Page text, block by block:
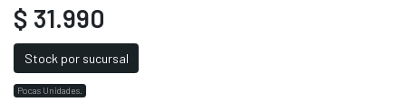
$ 31.990
Stock por sucursal
Pocas Unidades.